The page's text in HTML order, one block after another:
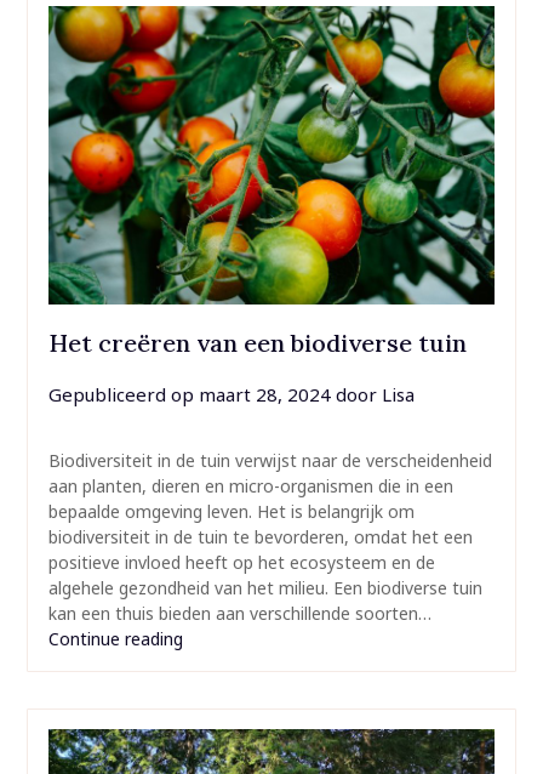
Het creëren van een biodiverse tuin
Gepubliceerd op maart 28, 2024door Lisa
Biodiversiteit in de tuin verwijst naar de verscheidenheid
aan planten, dieren en micro-organismen die in een
bepaalde omgeving leven. Het is belangrijk om
biodiversiteit in de tuin te bevorderen, omdat het een
positieve invloed heeft op het ecosysteem en de
algehele gezondheid van het milieu. Een biodiverse tuin
kan een thuis bieden aan verschillende soorten…
Continue reading